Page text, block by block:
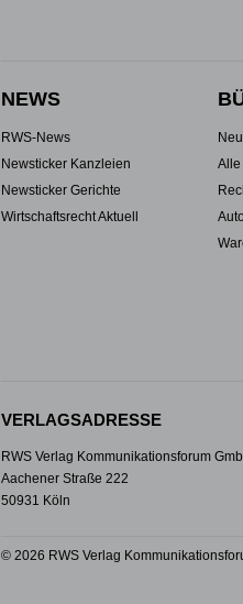
NEWS
RWS-News
Newsticker Kanzleien
Newsticker Gerichte
Wirtschaftsrecht Aktuell
Alle
VERLAGSADRESSE
RWS Verlag Kommunikationsforum
Aachener Straße 222
50931 Köln
© 2026 RWS Verlag